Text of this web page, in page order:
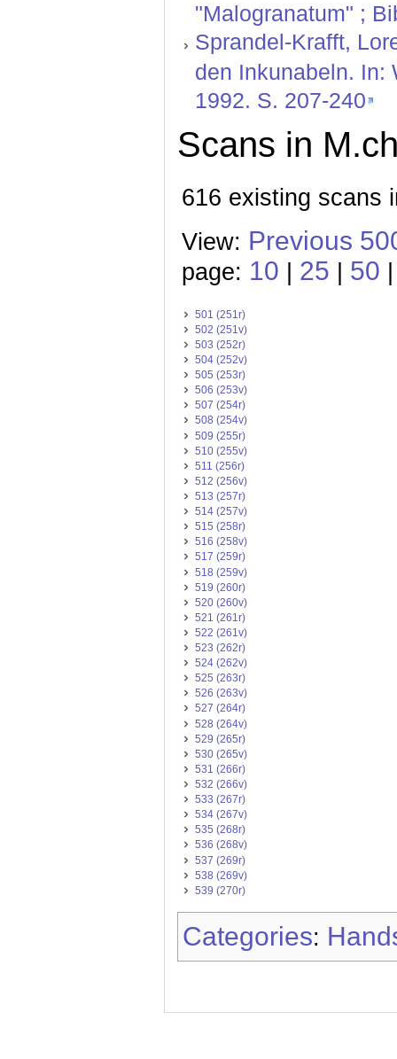
"Malogranatum" ;
Sprandel-Krafft,
den Inkunabeln. In:
1992. S. 207-240
Scans in
616 existing scans
View: Previous
page: 10 25 50
501 (251r)
502 (251v)
503 (252r)
504 (252v)
505 (253r)
506 (253v)
507 (254r)
508 (254v)
509 (255r)
510 (255v)
511 (256r)
512 (256v)
513 (257r)
514 (257v)
515 (258r)
516 (258v)
517 (259r)
518 (259v)
519 (260r)
520 (260v)
521 (261r)
522 (261v)
523 (262r)
524 (262v)
525 (263r)
526 (263v)
527 (264r)
528 (264v)
529 (265r)
530 (265v)
531 (266r)
532 (266v)
533 (267r)
534 (267v)
535 (268r)
536 (268v)
537 (269r)
538 (269v)
539 (270r)
Categories: